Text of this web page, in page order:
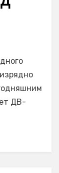
вечеринки
ДВ-